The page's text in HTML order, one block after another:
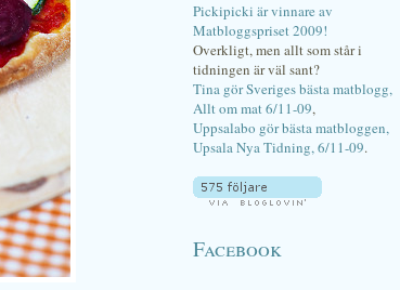
Pickipicki är vinnare av
Matbloggspriset 2009!
Overkligt, men allt som står i
tidningen är väl sant?
Tina gör Sveriges bästa matblogg,
Allt om mat 6/11-09,
Uppsalabo gör bästa matbloggen,
Upsala Nya Tidning, 6/11-09.
Facebook